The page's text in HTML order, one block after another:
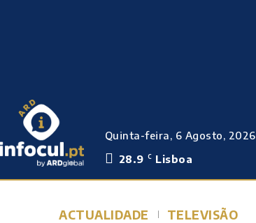
Quinta-feira, 6 Agosto, 2026
28.9 C Lisboa
ACTUALIDADE TELEVISÃO